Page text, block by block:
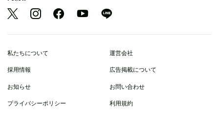
私たちについて 運営会社
採用情報 広告掲載について
お知らせ お問い合わせ
プライバシーポリシー 利用規約